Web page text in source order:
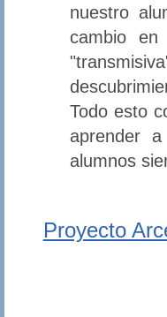
nuestro
cambio
Todo esto
aprender
alumnos
Proyecto